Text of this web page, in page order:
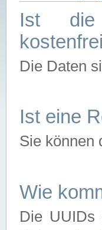
Ist die
Die Daten
Ist eine
Sie können
Wie
Die